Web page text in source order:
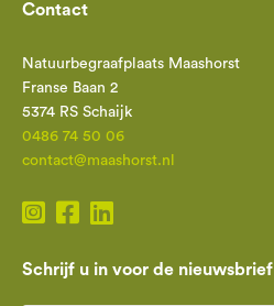
Contact
Natuurbegraafplaats Maashorst
Franse Baan 2
5374 RS Schaijk
0486 74 50 06
contact@maashorst.nl
Schrijf u in voor de nieuwsbrief